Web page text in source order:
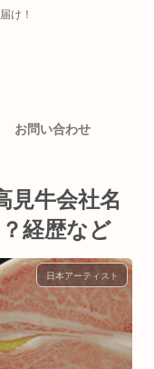
け！
お問い合わせ
見牛会社名
経歴など
日本アーティスト